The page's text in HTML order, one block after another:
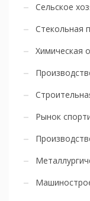
Сельское
Стекольная
Химическая
Рынок